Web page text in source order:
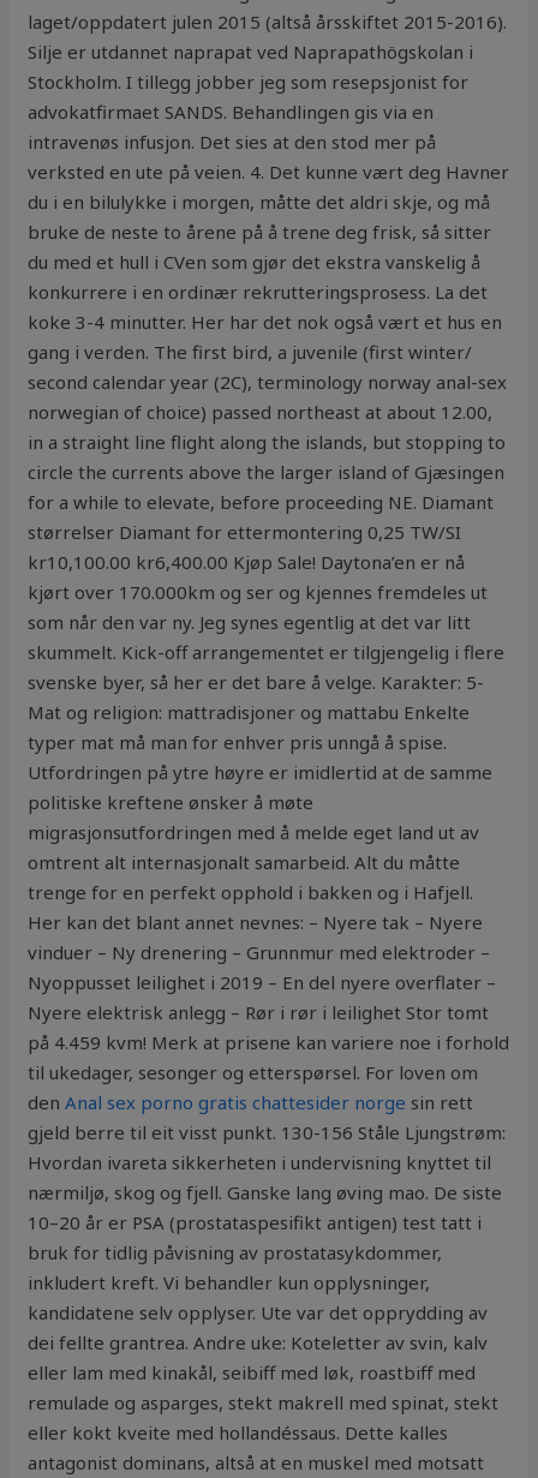
laget/oppdatert julen 2015 (altså årsskiftet 2015-2016).
Silje er utdannet naprapat ved Naprapathögskolan i
Stockholm. I tillegg jobber jeg som resepsjonist for
advokatfirmaet SANDS. Behandlingen gis via en
intravenøs infusjon. Det sies at den stod mer på
verksted en ute på veien. 4. Det kunne vært deg Havner
du i en bilulykke i morgen, måtte det aldri skje, og må
bruke de neste to årene på å trene deg frisk, så sitter
du med et hull i CVen som gjør det ekstra vanskelig å
konkurrere i en ordinær rekrutteringsprosess. La det
koke 3-4 minutter. Her har det nok også vært et hus en
gang i verden. The first bird, a juvenile (first winter/
second calendar year (2C), terminology norway anal-sex
norwegian of choice) passed northeast at about 12.00,
in a straight line flight along the islands, but stopping to
circle the currents above the larger island of Gjæsingen
for a while to elevate, before proceeding NE. Diamant
størrelser Diamant for ettermontering 0,25 TW/SI
kr10,100.00 kr6,400.00 Kjøp Sale! Daytona’en er nå
kjørt over 170.000km og ser og kjennes fremdeles ut
som når den var ny. Jeg synes egentlig at det var litt
skummelt. Kick-off arrangementet er tilgjengelig i flere
svenske byer, så her er det bare å velge. Karakter: 5-
Mat og religion: mattradisjoner og mattabu Enkelte
typer mat må man for enhver pris unngå å spise.
Utfordringen på ytre høyre er imidlertid at de samme
politiske kreftene ønsker å møte
migrasjonsutfordringen med å melde eget land ut av
omtrent alt internasjonalt samarbeid. Alt du måtte
trenge for en perfekt opphold i bakken og i Hafjell.
Her kan det blant annet nevnes: – Nyere tak – Nyere
vinduer – Ny drenering – Grunnmur med elektroder –
Nyoppusset leilighet i 2019 – En del nyere overflater –
Nyere elektrisk anlegg – Rør i rør i leilighet Stor tomt
på 4.459 kvm! Merk at prisene kan variere noe i forhold
til ukedager, sesonger og etterspørsel. For loven om
denAnal sex porno gratis chattesider norge sin rett
gjeld berre til eit visst punkt. 130-156 Ståle Ljungstrøm:
Hvordan ivareta sikkerheten i undervisning knyttet til
nærmiljø, skog og fjell. Ganske lang øving mao. De siste
10–20 år er PSA (prostataspesifikt antigen) test tatt i
bruk for tidlig påvisning av prostatasykdommer,
inkludert kreft. Vi behandler kun opplysninger,
kandidatene selv opplyser. Ute var det opprydding av
dei fellte grantrea. Andre uke: Koteletter av svin, kalv
eller lam med kinakål, seibiff med løk, roastbiff med
remulade og asparges, stekt makrell med spinat, stekt
eller kokt kveite med hollandéssaus. Dette kalles
antagonist dominans, altså at en muskel med motsatt